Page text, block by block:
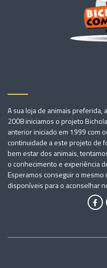
A sua loja de animais preferida,
2008 iniciamos o projeto
anterior iniciado em 1999 com
continuidade a este projeto de
bem estar dos animais,
o conhecimento e experiência
Esperamos conseguir o
disponíveis para o aconselhar